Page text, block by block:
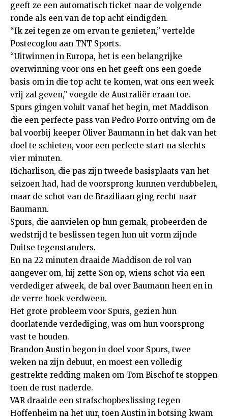
geeft ze een automatisch ticket naar de volgende
ronde als een van de top acht eindigden.
“Ik zei tegen ze om ervan te genieten,” vertelde
Postecoglou aan TNT Sports.
“Uitwinnen in Europa, het is een belangrijke
overwinning voor ons en het geeft ons een goede
basis om in die top acht te komen, wat ons een week
vrij zal geven,” voegde de Australiër eraan toe.
Spurs gingen voluit vanaf het begin, met Maddison
die een perfecte pass van Pedro Porro ontving om de
bal voorbij keeper Oliver Baumann in het dak van het
doel te schieten, voor een perfecte start na slechts
vier minuten.
Richarlison, die pas zijn tweede basisplaats van het
seizoen had, had de voorsprong kunnen verdubbelen,
maar de schot van de Braziliaan ging recht naar
Baumann.
Spurs, die aanvielen op hun gemak, probeerden de
wedstrijd te beslissen tegen hun uit vorm zijnde
Duitse tegenstanders.
En na 22 minuten draaide Maddison de rol van
aangever om, hij zette Son op, wiens schot via een
verdediger afweek, de bal over Baumann heen en in
de verre hoek verdween.
Het grote probleem voor Spurs, gezien hun
doorlatende verdediging, was om hun voorsprong
vast te houden.
Brandon Austin begon in doel voor Spurs, twee
weken na zijn debuut, en moest een volledig
gestrekte redding maken om Tom Bischof te stoppen
toen de rust naderde.
VAR draaide een strafschopbeslissing tegen
Hoffenheim na het uur, toen Austin in botsing kwam